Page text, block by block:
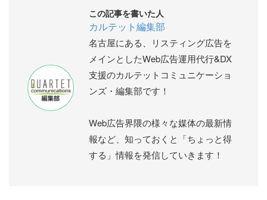
この記事を書いた人
カルテット編集部
名古屋にある、リスティング広告を
メインとしたWeb広告運用代行&DX
支援のカルテットコミュニケーショ
ンズ・編集部です！
Web広告界隈の様々な媒体の最新情
報など、知っておくと「ちょっと得
する」情報を発信していきます！